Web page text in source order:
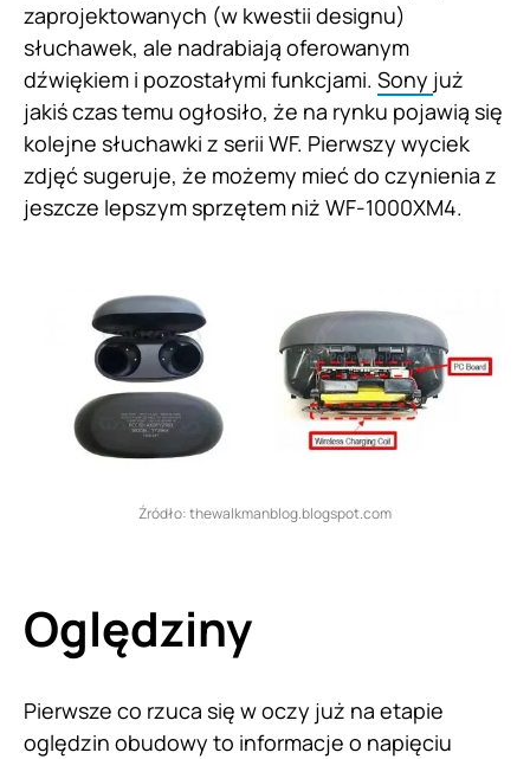
zaprojektowanych (w kwestii designu)
słuchawek, ale nadrabiają oferowanym
dźwiękiem i pozostałymi funkcjami. Sony już
jakiś czas temu ogłosiło, że na rynku pojawią się
kolejne słuchawki z serii WF. Pierwszy wyciek
zdjęć sugeruje, że możemy mieć do czynienia z
jeszcze lepszym sprzętem niż WF-1000XM4.
Źródło: thewalkmanblog.blogspot.com
Oględziny
Pierwsze co rzuca się w oczy już na etapie
oględzin obudowy to informacje o napięciu